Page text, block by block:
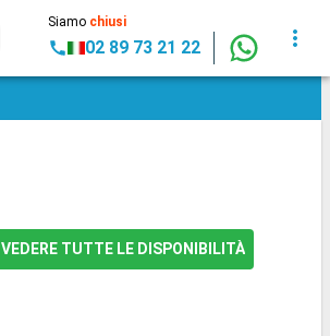
Siamo chiusi
02 89 73 21 22
VEDERE TUTTE LE DISPONIBILITÀ